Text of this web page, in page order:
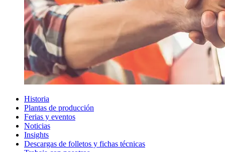
Historia
Plantas de producción
Ferias y eventos
Noticias
Insights
Descargas de folletos y fichas técnicas